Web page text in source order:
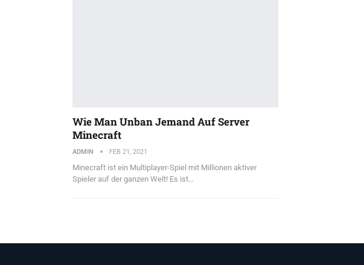
Wie Man Unban Jemand Auf Server
Minecraft
ADMIN FEB 21, 2021
Minecraft ist ein Multiplayer-Spiel mit Millionen aktiver
Spieler auf der ganzen Welt! Es ist…